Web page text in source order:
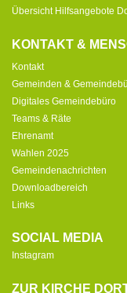
Übersicht Hilfsangebote
KONTAKT &
Kontakt
Gemeinden &
Digitales Gemeindebüro
Teams & Räte
Ehrenamt
Wahlen 2025
Gemeindenachrichten
Downloadbereich
Links
SOCIAL MEDIA
Instagram
ZUR KIRCHE